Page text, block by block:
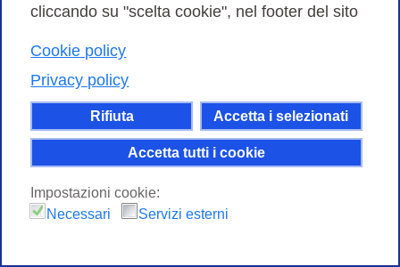
cliccando su "scelta cookie", nel footer del sito
Cookie policy
Privacy policy
Rifiuta Accetta i selezionati
Accetta tutti i cookie
Impostazioni cookie:
Necessari
Servizi esterni